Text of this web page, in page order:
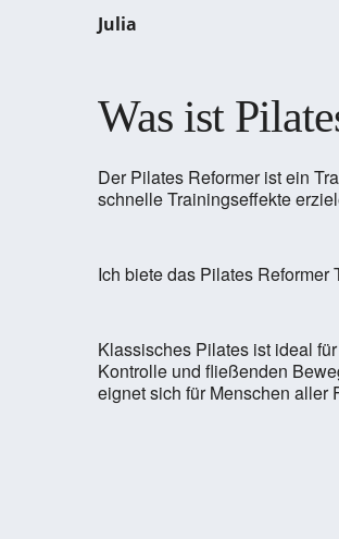
Julia
Was ist
Der Pilates Reformer ist ein
schnelle Trainingseffekte
Ich biete das Pilates
Klassisches Pilates ist ideal
Kontrolle und fließenden
eignet sich für Menschen aller